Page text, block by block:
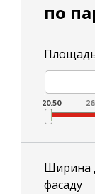
по
20.50
Ширина
фасаду